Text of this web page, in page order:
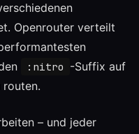
Openrouter verteilt
:nitro -Suffix auf
– und jeder